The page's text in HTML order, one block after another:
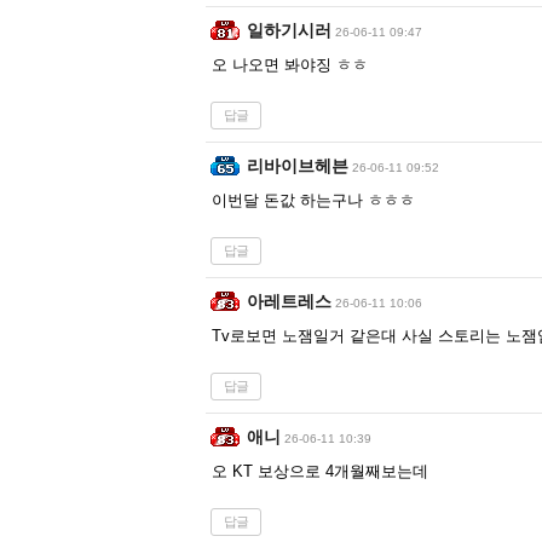
일하기시러 26-06-11 09:47
오 나오면 봐야징 ㅎㅎ
답글
리바이브헤븐 26-06-11 09:52
이번달 돈값 하는구나 ㅎㅎㅎ
답글
아레트레스 26-06-11 10:06
Tv로보면 노잼일거 같은대 사실 스토리는 노잼
답글
애니 26-06-11 10:39
오 KT 보상으로 4개월째보는데
답글